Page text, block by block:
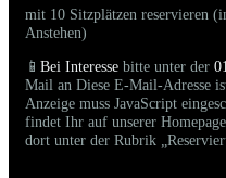
mit 10 Sitzplätzen reservieren
Anstehen)
📱 Bei Interesse bitte unter der
Mail an Diese E-Mail-Adresse
Anzeige muss JavaScript
findet Ihr auf unserer
dort unter der Rubrik